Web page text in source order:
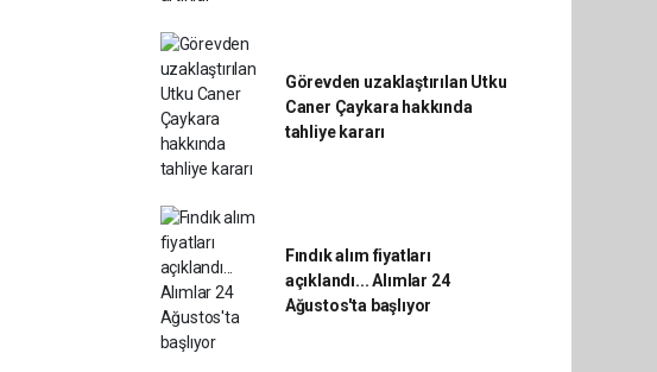
Görevden uzaklaştırılan Utku
Caner Çaykara hakkında
tahliye kararı
Fındık alım fiyatları
açıklandı... Alımlar 24
Ağustos'ta başlıyor